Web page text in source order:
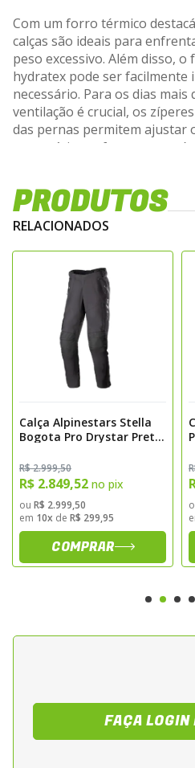
Com um forro térmico
calças são ideais para
peso excessivo. Além disso,
hydratex pode ser facilmente
necessário. Para os dias mais
ventilação é crucial, os
das pernas permitem ajustar
necessário, os forros
CARACTERÍSTICAS TÉCNICAS
Design adaptável para
Zíper de conexão com a
Forro térmico destacável
Forro à prova d'água
Zíperes nas pernas
ventilação.
PROTEÇÃO AVANÇADA
durabilidade.
Proteção de joelho SEEFLEX
Protetores de quadril
PRATICIDADE E
Bolsos laterais com zíper
acessível.
Forro térmico compacto e
PRODUTOS
RELACIONADOS
Calça Alpinestars Stella
Bogota Pro Drystar Preto
R$ 2.999,50
R$ 2.849,52 no pix
ou R$ 2.999,50
em 10x de R$ 299,95
COMPRAR
FAÇA LOGIN